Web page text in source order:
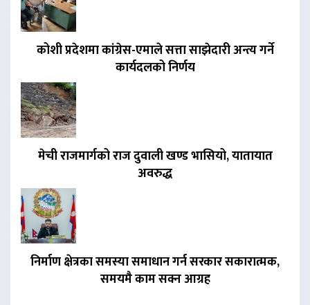
कोशी प्रदेशमा कांग्रेस-एमाले सत्ता साझेदारी अन्त्य गर्ने
कार्यदलको निर्णय
मेची राजमार्गको राज दुवाली खण्ड भासियो, यातायात
अवरुद्ध
निर्माण क्षेत्रका समस्या समाधान गर्न सरकार सकारात्मक,
समयमै काम सक्न आग्रह